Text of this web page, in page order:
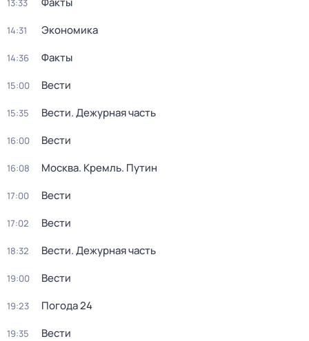
13:33
14:31 Экономика
14:36 Факты
15:00 Вести
15:35 Вести. Дежурная часть
16:00 Вести
16:08 Москва. Кремль. Путин
17:00 Вести
17:02 Вести
18:32 Вести. Дежурная часть
19:00 Вести
19:23 Погода 24
19:35 Вести